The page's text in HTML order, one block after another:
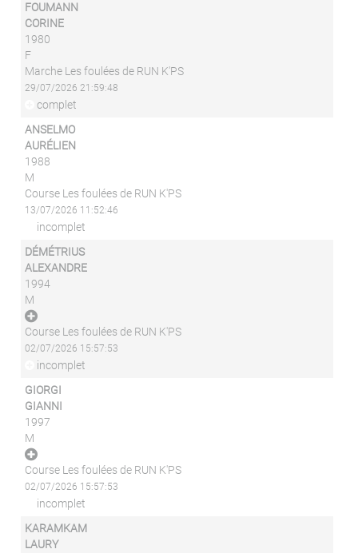
FOUMANN
CORINE
1980
F
Marche Les foulées de RUN K'PS
29/07/2026 21:59:48
complet
ANSELMO
AURÉLIEN
1988
M
Course Les foulées de RUN K'PS
13/07/2026 11:52:46
incomplet
DÉMÉTRIUS
ALEXANDRE
1994
M
Course Les foulées de RUN K'PS
02/07/2026 15:57:53
incomplet
GIORGI
GIANNI
1997
M
Course Les foulées de RUN K'PS
02/07/2026 15:57:53
incomplet
KARAMKAM
LAURY